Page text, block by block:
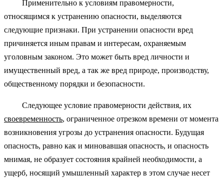
Применительно к условиям правомерности,
относящимся к устранению опасности, выделяются
следующие признаки. При устранении опасности вред
причиняется иным правам и интересам, охраняемым
уголовным законом. Это может быть вред личности и
имущественный вред, а так же вред природе, производству,
общественному порядки и безопасности.
Следующее условие правомерности действия, их
своевременность, ограниченное отрезком времени от момента
возникновения угрозы до устранения опасности. Будущая
опасность, равно как и миновавшая опасность, и опасность
мнимая, не образует состояния крайней необходимости, а
ущерб, носящий умышленный характер в этом случае несет